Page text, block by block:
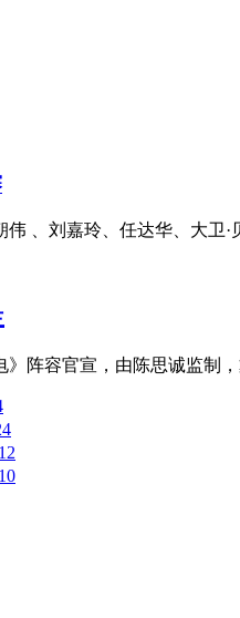
、刘嘉玲、任达华、大
阵容官宣，由陈思诚监